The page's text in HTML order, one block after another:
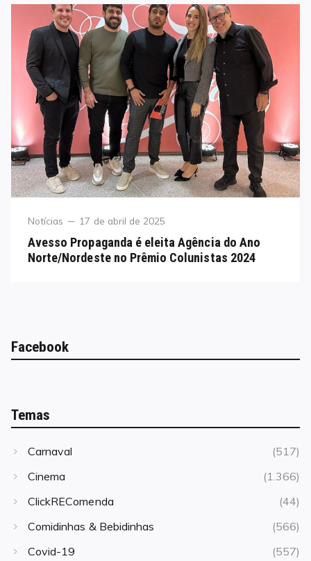
Category
Notícias
Posted
17 de abril de 2025
Avesso Propaganda é eleita Agência do Ano
Norte/Nordeste no Prêmio Colunistas 2024
Facebook
Temas
Carnaval
(517)
Cinema
(1.366)
ClickREComenda
(44)
Comidinhas & Bebidinhas
(566)
Covid-19
(557)